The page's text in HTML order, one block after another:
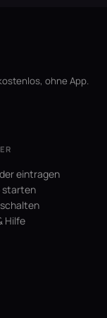
ohne App.
eintragen
starten
Hilfe